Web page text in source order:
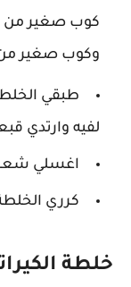
كوب صغير من
وكوب صغير من
طبقي
لفيه وارتدي
اغسلي
كرري
خلطة